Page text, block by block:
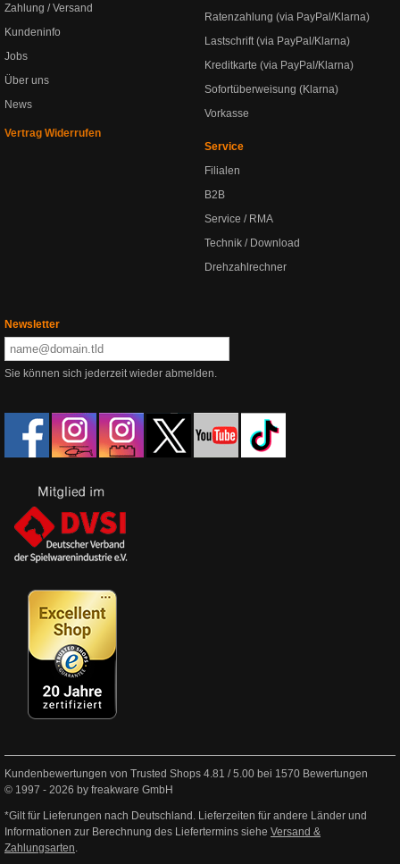
Zahlung / Versand
Kundeninfo
Jobs
Über uns
News
Vertrag Widerrufen
Ratenzahlung (via PayPal/Klarna)
Lastschrift (via PayPal/Klarna)
Kreditkarte (via PayPal/Klarna)
Sofortüberweisung (Klarna)
Vorkasse
Service
Filialen
B2B
Service / RMA
Technik / Download
Drehzahlrechner
Newsletter
Sie können sich jederzeit wieder abmelden.
Kundenbewertungen von Trusted Shops 4.81 /5.00 bei 1570 Bewertungen
© 1997 - 2026 by freakware GmbH
*Gilt für Lieferungen nach Deutschland. Lieferzeiten für andere Länder und
Informationen zur Berechnung des Liefertermins siehe Versand &
Zahlungsarten.